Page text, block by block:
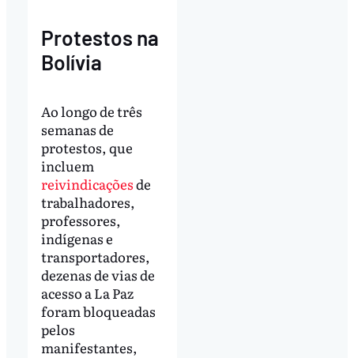
Protestos na
Bolívia
Ao longo de três
semanas de
protestos, que
incluem
reivindicaçõesde
trabalhadores,
professores,
indígenas e
transportadores,
dezenas de vias de
acesso a La Paz
foram bloqueadas
pelos
manifestantes,